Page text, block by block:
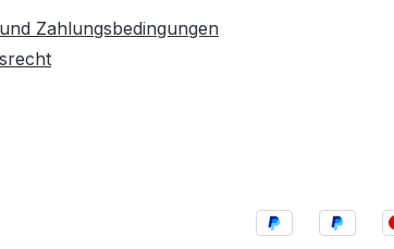
Zahlungsbedingungen